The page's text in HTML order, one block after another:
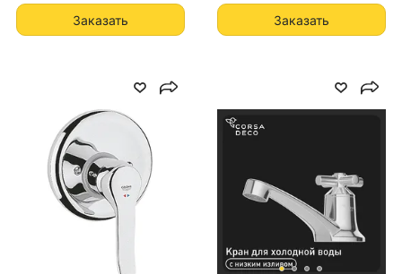
Заказать Заказать